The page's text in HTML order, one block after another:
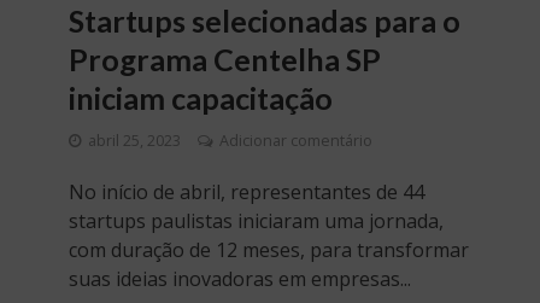
Startups selecionadas para o
Programa Centelha SP
iniciam capacitação
abril 25, 2023 Adicionar comentário
No início de abril, representantes de 44
startups paulistas iniciaram uma jornada,
com duração de 12 meses, para transformar
suas ideias inovadoras em empresas...